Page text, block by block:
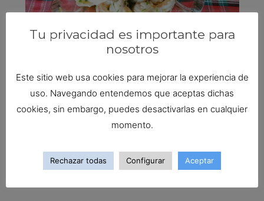
Como veis, más fácil y rápido, ¡casi imposible!. Y
recordad que si bajo el ajillo de cocochas y
gambones, colocáis unas patatas bien fritas en
rodajitas, convertiréis el plato en algo más
comentarios. Dejar nuevo
Tu privacidad es importante para
nosotros
Este sitio web usa cookies para mejorar la experiencia de
uso. Navegando entendemos que aceptas dichas
cookies, sin embargo, puedes desactivarlas en cualquier
momento.
Rechazar todas Configurar Aceptar